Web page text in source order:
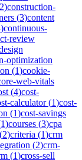
2)construction-
(3)content
)continuous-
review
optimization
(1)cookie-
web-vitals
(4)cost-
calculator(1)cost-
(1)cost-savings
1)courses (3)cpa
(2)criteria (1)crm
(2)crm-
(1)cross-sell